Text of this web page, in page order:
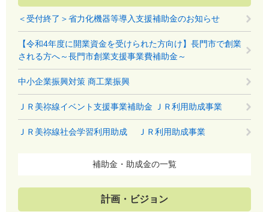
＜受付終了＞省力化機器等導入支援補助金のお知らせ
【令和4年度に開業資金を受けられた方向け】長門市で創業
される方へ～長門市創業支援事業費補助金～
中小企業振興対策 商工業振興
ＪＲ美祢線イベント支援事業補助金 ＪＲ利用助成事業
ＪＲ美祢線社会学習利用助成 ＪＲ利用助成事業
補助金・助成金の一覧
計画・ビジョン